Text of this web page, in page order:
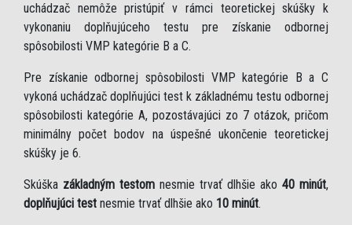
uchádzač nemôže pristúpiť v rámci teoretickej skúšky k
vykonaniu doplňujúceho testu pre získanie odbornej
spôsobilosti VMP kategórie B a C.
Pre získanie odbornej spôsobilosti VMP kategórie B a C
vykoná uchádzač doplňujúci test k základnému testu odbornej
spôsobilosti kategórie A, pozostávajúci zo 7 otázok, pričom
minimálny počet bodov na úspešné ukončenie teoretickej
skúšky je 6.
Skúška základným testom nesmie trvať dlhšie ako 40 minút,
doplňujúci test nesmie trvať dlhšie ako 10 minút.